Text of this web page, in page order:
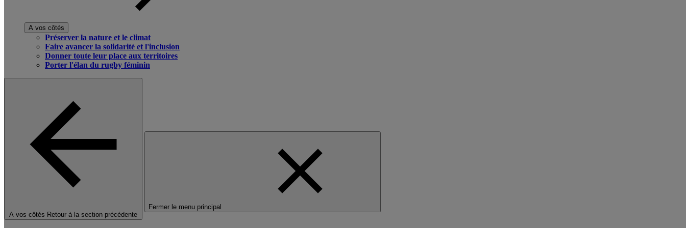
A vos côtés
Préserver la nature et le climat
Faire avancer la solidarité et l'inclusion
Donner toute leur place aux territoires
Porter l'élan du rugby féminin
A vos côtés Retour à la section précédente
Fermer le menu principal